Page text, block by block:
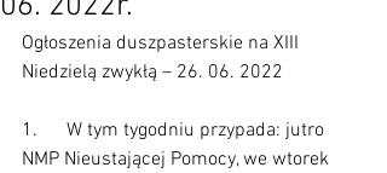
Ogłoszenia duszpasterskie na XIII
Niedzielą zwykłą – 26. 06. 2022
1.      W tym tygodniu przypada: jutro
NMP Nieustającej Pomocy, we wtorek